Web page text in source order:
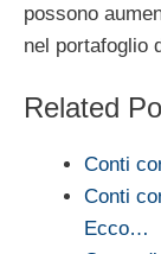
possono
nel portafoglio
Related
Conti
Conti
Ecco…